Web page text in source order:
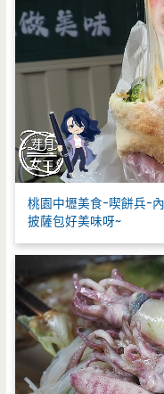
桃園中壢美食-喫餅兵-
披薩包好美味呀~